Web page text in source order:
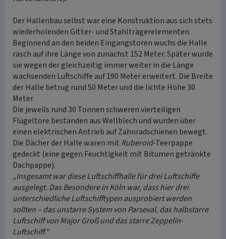
Der Hallenbau selbst war eine Konstruktion aus sich stets
wiederholenden Gitter- und Stahlträgerelementen.
Beginnend an den beiden Eingangstoren wuchs die Halle
rasch auf ihre Länge von zunächst 152 Meter. Später wurde
sie wegen der gleichzeitig immer weiter in die Länge
wachsenden Luftschiffe auf 190 Meter erweitert. Die Breite
der Halle betrug rund 50 Meter und die lichte Höhe 30
Meter.
Die jeweils rund 30 Tonnen schweren vierteiligen
Flügeltore bestanden aus Wellblech und wurden über
einen elektrischen Antrieb auf Zahnradschienen bewegt.
Die Dächer der Halle waren mit Ruberoid-Teerpappe
gedeckt (eine gegen Feuchtigkeit mit Bitumen getränkte
Dachpappe).
„Insgesamt war diese Luftschiffhalle für drei Luftschiffe
ausgelegt. Das Besondere in Köln war, dass hier drei
unterschiedliche Luftschifftypen ausprobiert werden
sollten – das unstarre System von Parseval, das halbstarre
Luftschiff von Major Groß und das starre Zeppelin-
Luftschiff.“